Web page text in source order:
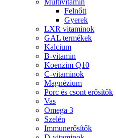
Multivitamin
Felnőtt
Gyerek
LXR vitaminok
GAL termékek
Kalcium
B-vitamin
Koenzim Q10
C-vitaminok
Magnézium
Porc és csont erősítők
Vas
Omega 3
Szelén
Immunerősítők